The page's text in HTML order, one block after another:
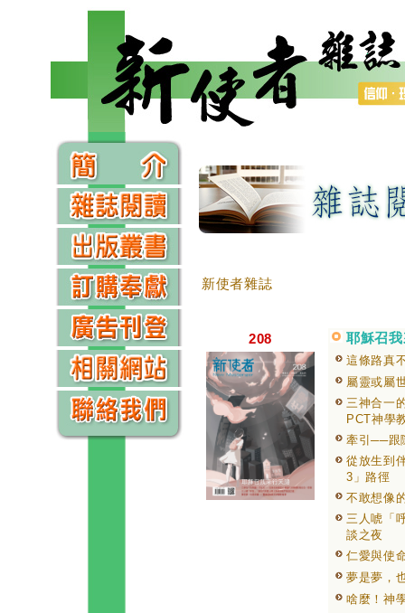
新使者雜誌
208 耶穌召
這條路真
屬靈或屬
三神合一
PCT神學
牽引──跟
從放生到
3」路徑
不敢想像
三人唬「
談之夜
仁愛與使
夢是夢，
啥麼！神